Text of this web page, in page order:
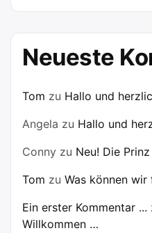
Neueste
Tom zu Hallo und
Angela zu Hallo und
Conny zu Neu! Die
Tom zu Was können wir
Ein erster Kommentar ...
Willkommen …